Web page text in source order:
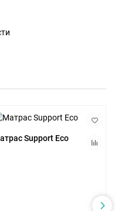
Support Eco